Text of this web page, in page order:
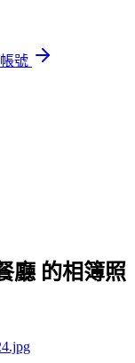
號
廳 的相簿照